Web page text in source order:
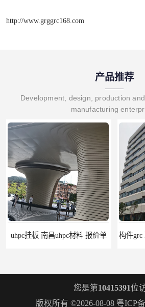
http://www.grggrc168.com
产品推荐
Development, design, production
manufacturing
uhpc挂板 南昌uhpc材料 报价单
您是第10415391位
版权所有 ©2026-08-08 粤ICP